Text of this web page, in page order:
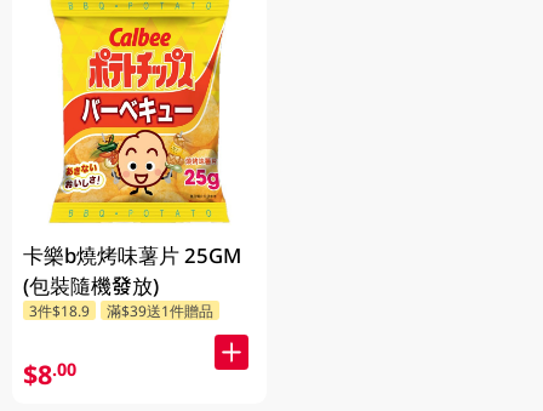
卡樂b燒烤味薯片 25GM
(包裝隨機發放)
3件$18.9 滿$39送1件贈品
$8.00